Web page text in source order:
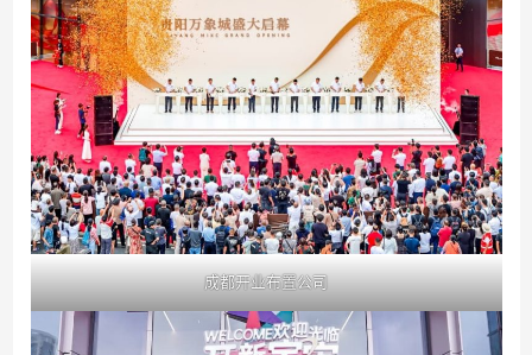
成都开业布置公司